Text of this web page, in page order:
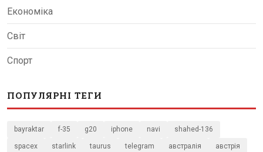
Економіка
Світ
Спорт
ПОПУЛЯРНІ ТЕГИ
bayraktar f-35 g20 iphone navi shahed-136
spacex starlink taurus telegram австралія австрія